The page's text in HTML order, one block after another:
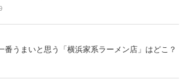
番うまいと思う「横浜家系ラーメン店」はどこ？